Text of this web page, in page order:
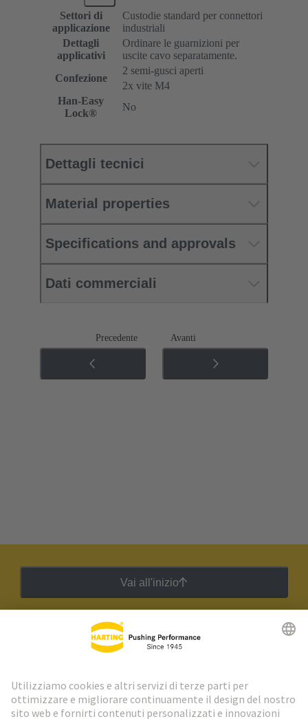
Settori di
applicazione
Custodie standard per connettori
industriali
Dettagli
applicativi
Ordinare le guarnizioni per
uscite cavo separatamente.
Confezione
2 semi-gusci aperti
2x vite M4
Han-Easy
Lock®
No
Dettagli tecnici
Material properties
Specifications and approvals
Dati commerciali
Precedente Avanti
Vai all'inizio
Newsletter HARTING